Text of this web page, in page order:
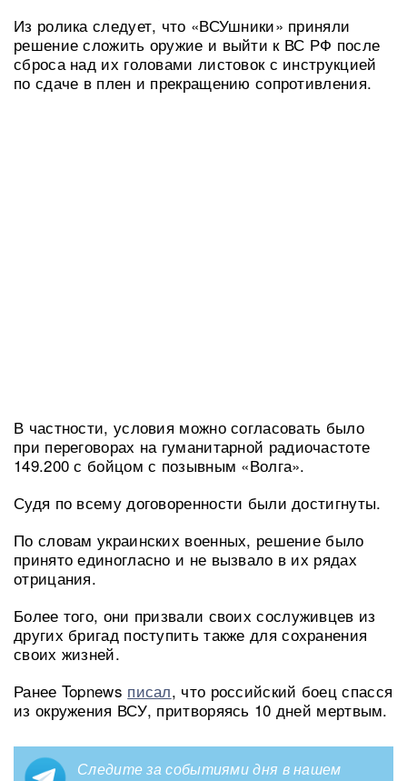
Из ролика следует, что «ВСУшники» приняли
решение сложить оружие и выйти к ВС РФ после
сброса над их головами листовок с инструкцией
по сдаче в плен и прекращению сопротивления.
В частности, условия можно согласовать было
при переговорах на гуманитарной радиочастоте
149.200 с бойцом с позывным «Волга».
Судя по всему договоренности были достигнуты.
По словам украинских военных, решение было
принято единогласно и не вызвало в их рядах
отрицания.
Более того, они призвали своих сослуживцев из
других бригад поступить также для сохранения
своих жизней.
Ранее Topnews писал, что российский боец спасся
из окружения ВСУ, притворяясь 10 дней мертвым.
Следите за событиями дня в нашем